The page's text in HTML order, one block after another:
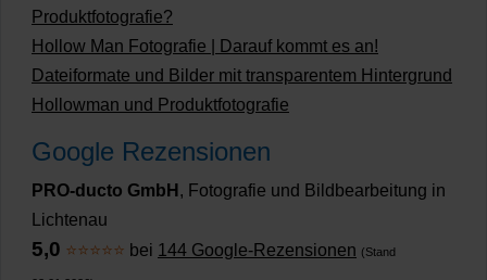
Produktfotografie?
Hollow Man Fotografie | Darauf kommt es an!
Dateiformate und Bilder mit transparentem Hintergrund
Hollowman und Produktfotografie
Google Rezensionen
PRO-ducto GmbH , Fotografie und Bildbearbeitung in
Lichtenau
5,0 ⭐⭐⭐⭐⭐ bei 144 Google-Rezensionen (Stand